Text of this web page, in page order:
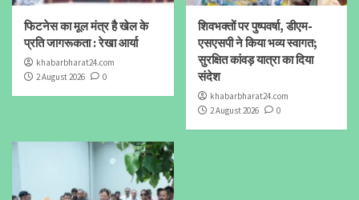
फिटनेस का मूल मंत्र है खेल के
प्रति जागरूकता : रेखा आर्या
khabarbharat24.com
2 August 2026
0
शिवभक्तों पर पुष्पवर्षा, डीएम-
एसएसपी ने किया भव्य स्वागत;
सुरक्षित कांवड़ यात्रा का दिया
संदेश
khabarbharat24.com
2 August 2026
0